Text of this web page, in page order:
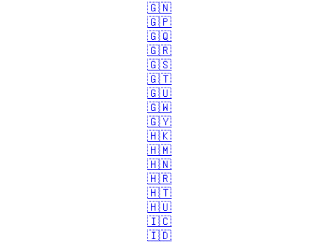
🇬🇳
🇬🇵
🇬🇶
🇬🇷
🇬🇸
🇬🇹
🇬🇺
🇬🇼
🇬🇾
🇭🇰
🇭🇲
🇭🇳
🇭🇷
🇭🇹
🇭🇺
🇮🇨
🇮🇩